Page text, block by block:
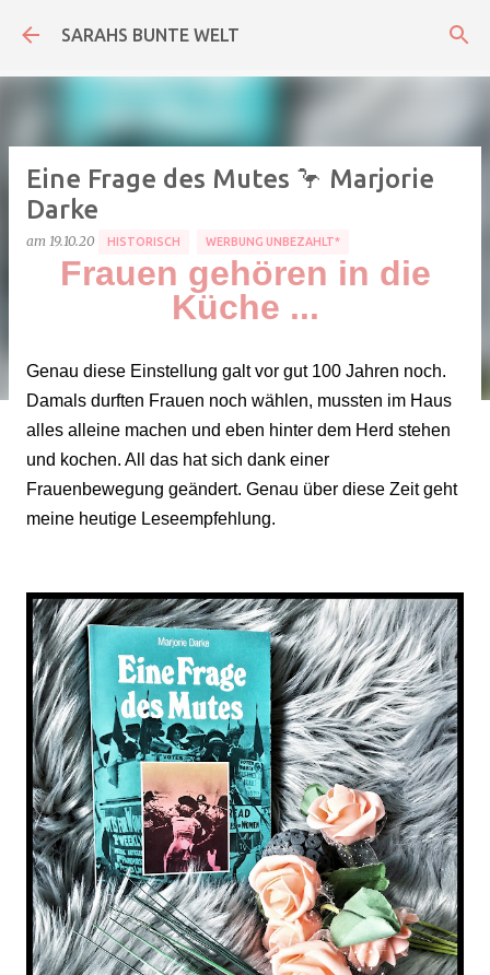
Direkt zum Hauptbereich
SARAHS BUNTE WELT
Eine Frage des Mutes 🦩 Marjorie
Darke
am 19.10.20 HISTORISCH WERBUNG UNBEZAHLT*
Frauen gehören in die
Küche ...
Genau diese Einstellung galt vor gut 100 Jahren noch.
Damals durften Frauen noch wählen, mussten im Haus
alles alleine machen und eben hinter dem Herd stehen
und kochen. All das hat sich dank einer
Frauenbewegung geändert. Genau über diese Zeit geht
meine heutige Leseempfehlung.